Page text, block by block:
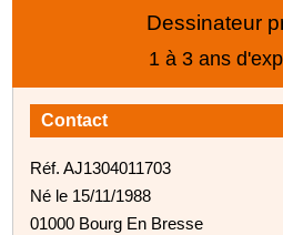
Dessinateur
1 à 3 ans
Contact
Réf. AJ1304011703
Né le 15/11/1988
01000 Bourg En Bresse